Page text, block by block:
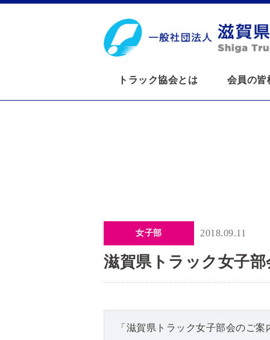
トラック協会とは 会員の皆
女子部 2018.09.11
滋賀県トラック女子
「滋賀県トラック女子部会のご